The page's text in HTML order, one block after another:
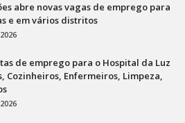
abre novas vagas de emprego para
e em vários distritos
de emprego para o Hospital da Luz
Cozinheiros, Enfermeiros, Limpeza,